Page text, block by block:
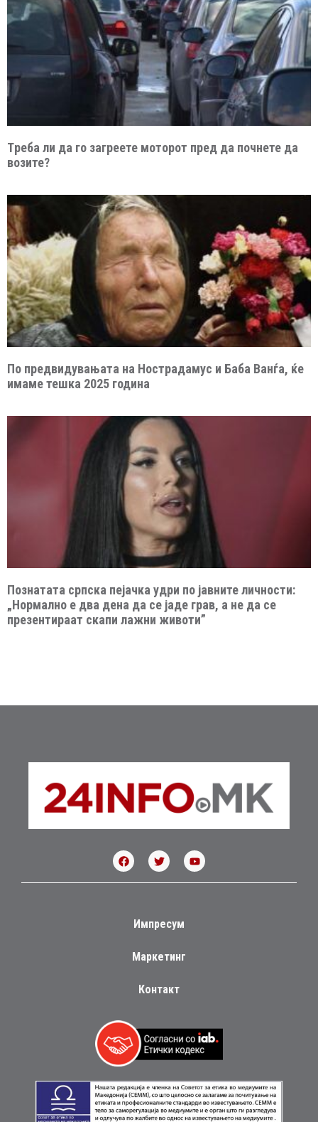
Tреба ли да го загреете моторот пред да почнете да
возите?
По предвидувањата на Нострадамус и Баба Ванѓа, ќе
имаме тешка 2025 година
Познатата српска пејачка удри по јавните личности:
„Нормално е два дена да се јаде грав, а не да се
презентираат скапи лажни животи”
Импресум
Маркетинг
Контакт